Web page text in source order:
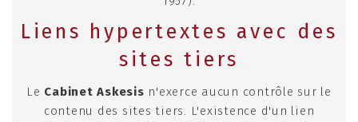
Liens hypertextes avec des
sites tiers
Le Cabinet Askesis n'exerce aucun contrôle sur le
contenu des sites tiers. L'existence d'un lien